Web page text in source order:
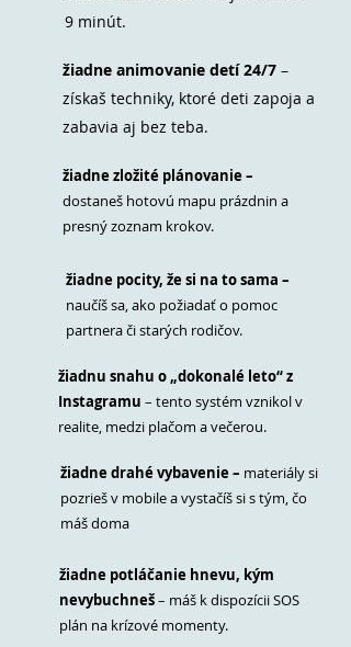
9 minút.
žiadne animovanie detí 24/7 –
získaš techniky, ktoré deti zapoja a
zabavia aj bez teba.
žiadne zložité plánovanie –
dostaneš hotovú mapu prázdnin a
presný zoznam krokov.
žiadne pocity, že si na to sama –
naučíš sa, ako požiadať o pomoc
partnera či starých rodičov.
žiadnu snahu o „dokonalé leto“ z
Instagramu – tento systém vznikol v
realite, medzi plačom a večerou.
žiadne drahé vybavenie – materiály si
pozrieš v mobile a vystačíš si s tým, čo
máš doma
žiadne potláčanie hnevu, kým
nevybuchneš– máš k dispozícii SOS
plán na krízové momenty.